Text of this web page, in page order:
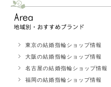
東京の結婚指輪ショップ情報
大阪の結婚指輪ショップ情報
名古屋の結婚指輪ショップ情報
福岡の結婚指輪ショップ情報